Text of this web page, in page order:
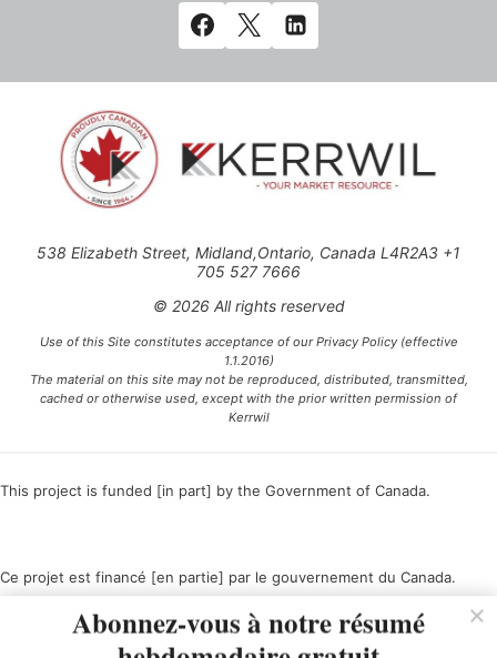
538 Elizabeth Street, Midland,Ontario, Canada L4R2A3 +1
705 527 7666
© 2026 All rights reserved
Use of this Site constitutes acceptance of our Privacy Policy (effective
1.1.2016)
The material on this site may not be reproduced, distributed, transmitted,
cached or otherwise used, except with the prior written permission of
Kerrwil
This project is funded [in part] by the Government of Canada.
Ce projet est financé [en partie] par le gouvernement du Canada.
Abonnez-vous à notre résumé